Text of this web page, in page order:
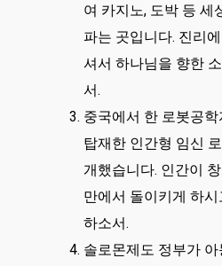
여 카지노, 도박 등 세
파는 곳입니다. 진리
셔서 하나님을 향한
서.
중국에서 한 로봇공
탑재한 인간형 임신
개했습니다. 인간이
만에서 돌이키게 하
하소서.
솔로몬제도 정부가